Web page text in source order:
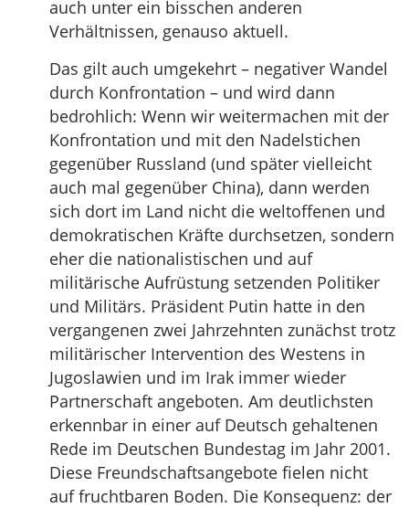
auch unter ein bisschen anderen
Verhältnissen, genauso aktuell.
Das gilt auch umgekehrt – negativer Wandel
durch Konfrontation – und wird dann
bedrohlich: Wenn wir weitermachen mit der
Konfrontation und mit den Nadelstichen
gegenüber Russland (und später vielleicht
auch mal gegenüber China), dann werden
sich dort im Land nicht die weltoffenen und
demokratischen Kräfte durchsetzen, sondern
eher die nationalistischen und auf
militärische Aufrüstung setzenden Politiker
und Militärs. Präsident Putin hatte in den
vergangenen zwei Jahrzehnten zunächst trotz
militärischer Intervention des Westens in
Jugoslawien und im Irak immer wieder
Partnerschaft angeboten. Am deutlichsten
erkennbar in einer auf Deutsch gehaltenen
Rede im Deutschen Bundestag im Jahr 2001.
Diese Freundschaftsangebote fielen nicht
auf fruchtbaren Boden. Die Konsequenz: der